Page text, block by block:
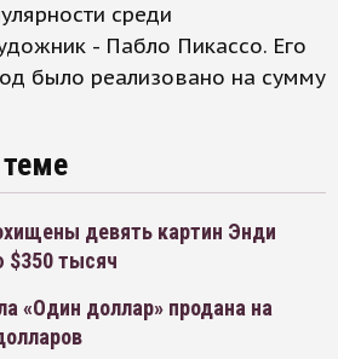
среди
- Пабло Пикассо. Его
было реализовано на сумму
девять картин Энди
$350 тысяч
«Один доллар» продана на